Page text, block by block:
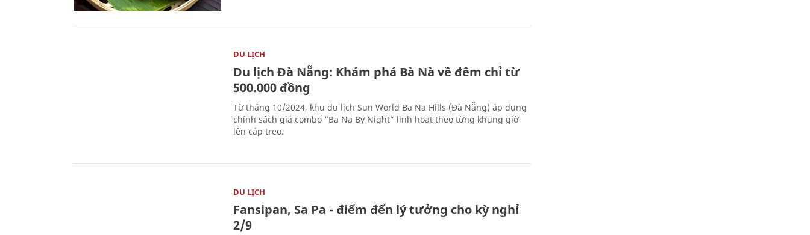
DU LỊCH
Du lịch Đà Nẵng: Khám phá Bà Nà về đêm chỉ từ
500.000 đồng
Từ tháng 10/2024, khu du lịch Sun World Ba Na Hills (Đà Nẵng) áp dụng
chính sách giá combo “Ba Na By Night” linh hoạt theo từng khung giờ
lên cáp treo.
DU LỊCH
Fansipan, Sa Pa - điểm đến lý tưởng cho kỳ nghỉ
2/9